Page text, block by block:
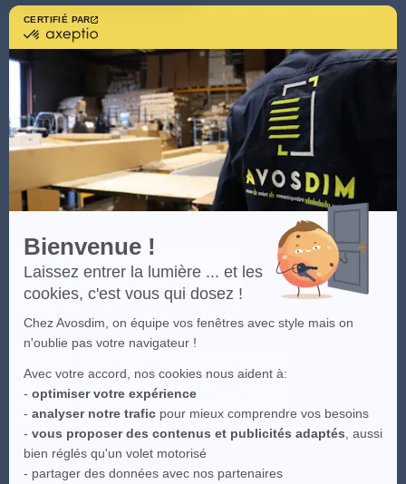
CERTIFIÉ PAR
En
savoir
plus
sur
Axeptio
Bienvenue !
Laissez entrer la lumière ... et les
cookies, c'est vous qui dosez !
Chez Avosdim, on équipe vos fenêtres avec style mais on
n'oublie pas votre navigateur !
Avec votre accord, nos cookies nous aident à:
- optimiser votre expérience
- analyser notre trafic pour mieux comprendre vos besoins
- vous proposer des contenus et publicités adaptés , aussi
bien réglés qu'un volet motorisé
- partager des données avec nos partenaires
destination de la France métropolitaine - hors Corse et destinations
spéciales. Offre valable sur le transporteur le moins cher disponible.
Plus d'infos cliquezici..
Les visuels du site sont la propriété intellectuelle d'Avosdim, toute
reproduction partielle ou totale est interdite.